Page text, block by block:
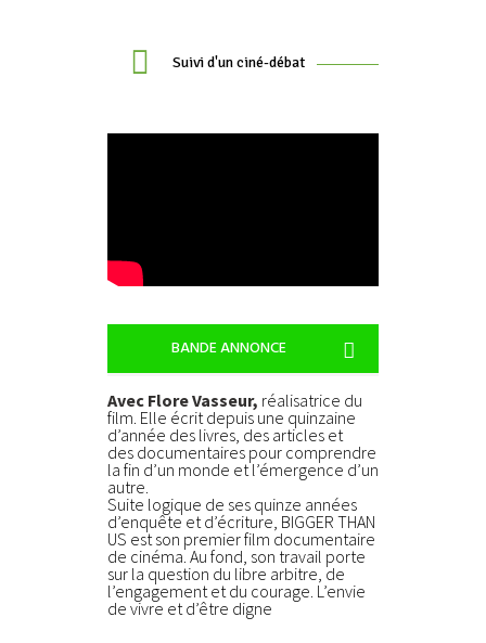
Suivi d'un ciné-débat
BANDE ANNONCE
Avec Flore Vasseur, réalisatrice du
film. Elle écrit depuis une quinzaine
d’année des livres, des articles et
des documentaires pour comprendre
la fin d’un monde et l’émergence d’un
autre.
Suite logique de ses quinze années
d’enquête et d’écriture, BIGGER THAN
US est son premierfilm documentaire
de cinéma. Au fond, son travail porte
sur la question du libre arbitre, de
l’engagement et du courage. L’envie
de vivre et d’être digne